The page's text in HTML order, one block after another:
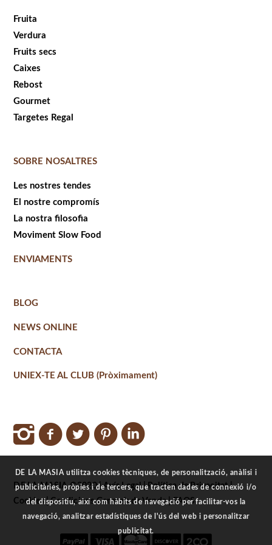
Fruita
Verdura
Fruits secs
Caixes
Rebost
Gourmet
Targetes Regal
SOBRE NOSALTRES
Les nostres tendes
El nostre compromís
La nostra filosofia
Moviment Slow Food
ENVIAMENTS
BLOG
NEWS ONLINE
CONTACTA
UNIEX-TE AL CLUB (Pròximament)
DE LA MASIA ©2020 |Avís Legal|Política de Privacitat|
Cookies|Condicions Generals de Venda|FAQS
DE LA MASIA utilitza cookies tècniques, de personalització, anàlisi i
publicitàries, pròpies i de tercers, que tracten dades de connexió i/o
del dispositiu, així com hàbits de navegació per facilitar-vos la
navegació, analitzar estadístiques de l'ús del web i personalitzar
publicitat.